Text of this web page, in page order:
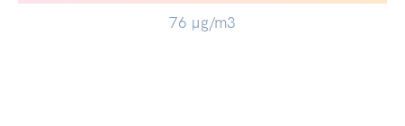
76 µg/m3